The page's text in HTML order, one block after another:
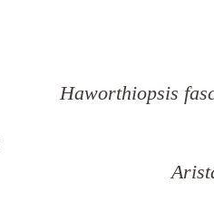
Haworthiopsis